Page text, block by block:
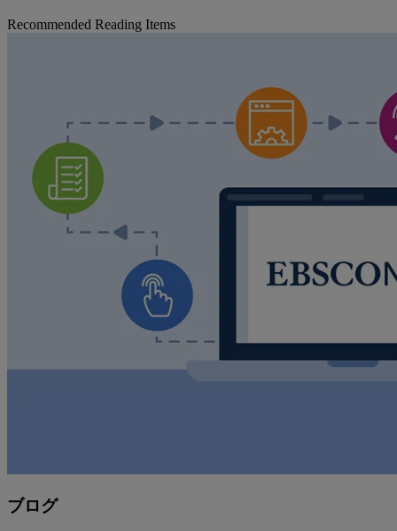
Recommended Reading Items
ブログ